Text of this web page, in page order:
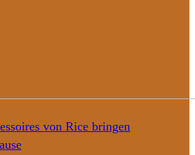
von Rice bringen